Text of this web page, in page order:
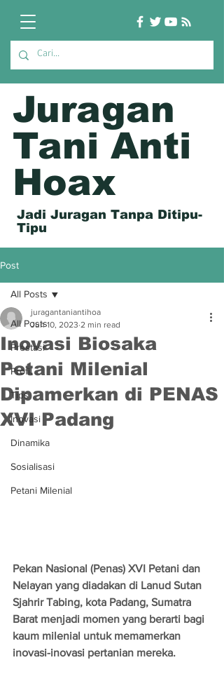
Juragan
Tani Anti
Hoax
Jadi Juragan Tanpa Ditipu-
Tipu
Post
All Posts
Prestasi
Profil
Tips
Inovasi
Dinamika
Sosialisasi
Petani Milenial
All Posts
Inovasi Biosaka
Petani Milenial
Dipamerkan di PENAS
XVI Padang
juragantaniantihoa
Jun 10, 2023 2 min read
Pekan Nasional (Penas) XVI Petani dan
Nelayan yang diadakan di Lanud Sutan
Sjahrir Tabing, kota Padang, Sumatra
Barat menjadi momen yang berarti bagi
kaum milenial untuk memamerkan
inovasi-inovasi pertanian mereka.